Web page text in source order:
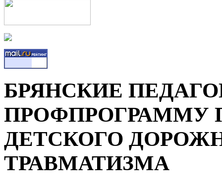
БРЯНСКИЕ
ПРОФПРОГРАММУ
ДЕТСКОГО
ТРАВМАТИЗМА